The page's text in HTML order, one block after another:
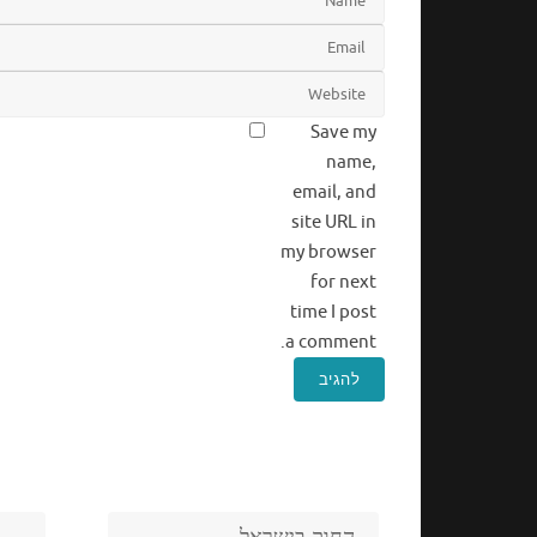
Save my
name,
email, and
site URL in
my browser
for next
time I post
a comment.